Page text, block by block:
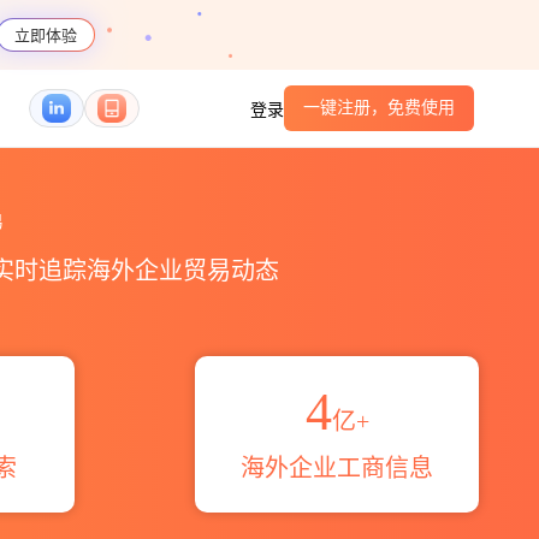
立即体验
登录 一键注册，免费使用
时追踪海外企业贸易动态
4亿+
海外企业工商信息